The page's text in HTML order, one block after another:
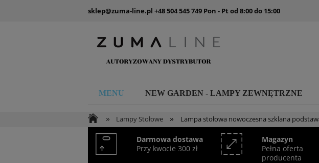
sklep@zuma-line.pl +48 504 545 749 Pon - Pt od 8:00 do 15:00
MENU NEW GARDEN - LAMPY ZEWNĘTRZNE
» Lampy Stołowe » Lampa stołowa nowoczesna szklana
Darmowa dostawa
Przy kwocie 300 zł
Magazyn
Pełna oferta
producenta